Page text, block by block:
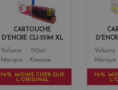
CARTOUCHE
D'ENCRE CLI-551M XL
Color
t
Volume
11.0ml
Marque
Kitencre
70% MOINS CHER QUE
L'ORIGINAL
Color
Volume
Marque
70%